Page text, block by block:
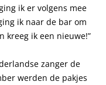
ik er volgens mee
ik naar de bar om
kreeg ik een nieuwe!”
zanger de
werden de pakjes